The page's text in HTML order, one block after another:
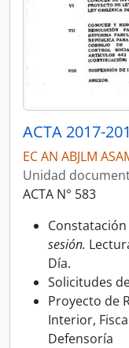
ACTA 2017-
EC AN ABJLM
Unidad
ACTA N° 583
sesión.
Día.
Solicitudes
Proyecto de
Interior,
Defensoría